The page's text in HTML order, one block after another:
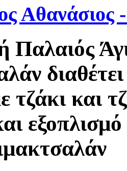
Παλαιός
τζάκι και